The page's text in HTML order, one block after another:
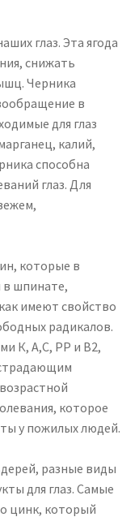
глаз. Эта ягода
снижать
Черника
в
для глаз
калий,
способна
глаз. Для
которые в
в шпинате,
имеют свойство
радикалов.
К, А,С, РР и В2,
которое
у пожилых людей.
разные виды
для глаз. Самые
цинк, который